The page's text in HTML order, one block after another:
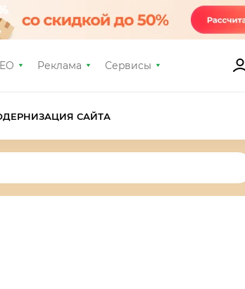
Реклама Сервисы
САЙТА